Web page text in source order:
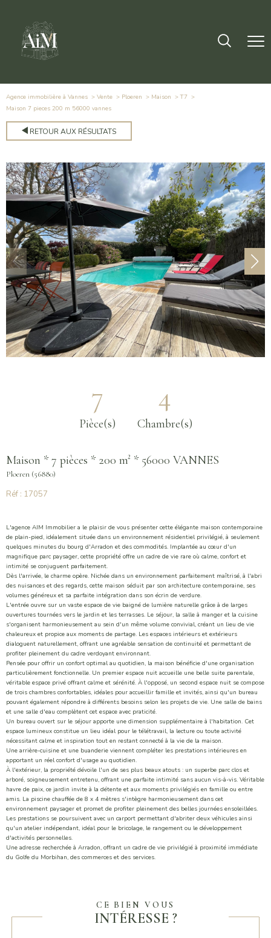
Agence immobilière à Vannes Vente Ploeren Maison
T7
maison 7 pieces 200 m 56000 vannes
RETOUR AUX RÉSULTATS
7
Pièce(s)
4
Chambre(s)
Maison * 7 pièces * 200 m² * 56000 VANNES
Ploeren (56880)
Réf : 17057
L'agence AIM Immobilier a le plaisir de vous présenter cette élégante maison contemporaine
de plain-pied, idéalement située dans un environnement résidentiel privilégié, à seulement
quelques minutes du bourg d'Arradon et des commodités. Implantée au cœur d'un
magnifique parc paysager, cette propriété offre un cadre de vie rare où calme, confort et
intimité se conjuguent parfaitement.
Dès l'arrivée, le charme opère. Nichée dans un environnement parfaitement maîtrisé, à l'abri
des nuisances et des regards, cette maison séduit par son architecture contemporaine, ses
volumes généreux et sa parfaite intégration dans son écrin de verdure.
L'entrée ouvre sur un vaste espace de vie baigné de lumière naturelle grâce à de larges
ouvertures tournées vers le jardin et les terrasses. Le séjour, la salle à manger et la cuisine
s'organisent harmonieusement au sein d'un même volume convivial, créant un lieu de vie
chaleureux et propice aux moments de partage. Les espaces intérieurs et extérieurs
dialoguent naturellement, offrant une agréable sensation de continuité et permettant de
profiter pleinement du cadre verdoyant environnant.
Pensée pour offrir un confort optimal au quotidien, la maison bénéficie d'une organisation
particulièrement fonctionnelle. Un premier espace nuit accueille une belle suite parentale,
véritable espace privé offrant calme et sérénité. À l'opposé, un second espace nuit se compose
de trois chambres confortables, idéales pour accueillir famille et invités, ainsi qu'un bureau
pouvant également répondre à différents besoins selon les projets de vie. Une salle de bains
et une salle d'eau complètent cet espace avec praticité.
Un bureau ouvert sur le séjour apporte une dimension supplémentaire à l'habitation. Cet
espace lumineux constitue un lieu idéal pour le télétravail, la lecture ou toute activité
nécessitant calme et inspiration tout en restant connecté à la vie de la maison.
Une arrière-cuisine et une buanderie viennent compléter les prestations intérieures en
apportant un réel confort d'usage au quotidien.
À l'extérieur, la propriété dévoile l'un de ses plus beaux atouts : un superbe parc clos et
arboré, soigneusement entretenu, offrant une parfaite intimité sans aucun vis-à-vis. Véritable
havre de paix, ce jardin invite à la détente et aux moments privilégiés en famille ou entre
amis. La piscine chauffée de 8 x 4 mètres s'intègre harmonieusement dans cet
environnement paysager et promet de profiter pleinement des belles journées ensoleillées.
Les prestations se poursuivent avec un carport permettant d'abriter deux véhicules ainsi
qu'un atelier indépendant, idéal pour le bricolage, le rangement ou le développement
d'activités personnelles.
Une adresse recherchée à Arradon, offrant un cadre de vie privilégié à proximité immédiate
du Golfe du Morbihan, des commerces et des services.
CE BIEN VOUS
INTÉRESSE ?